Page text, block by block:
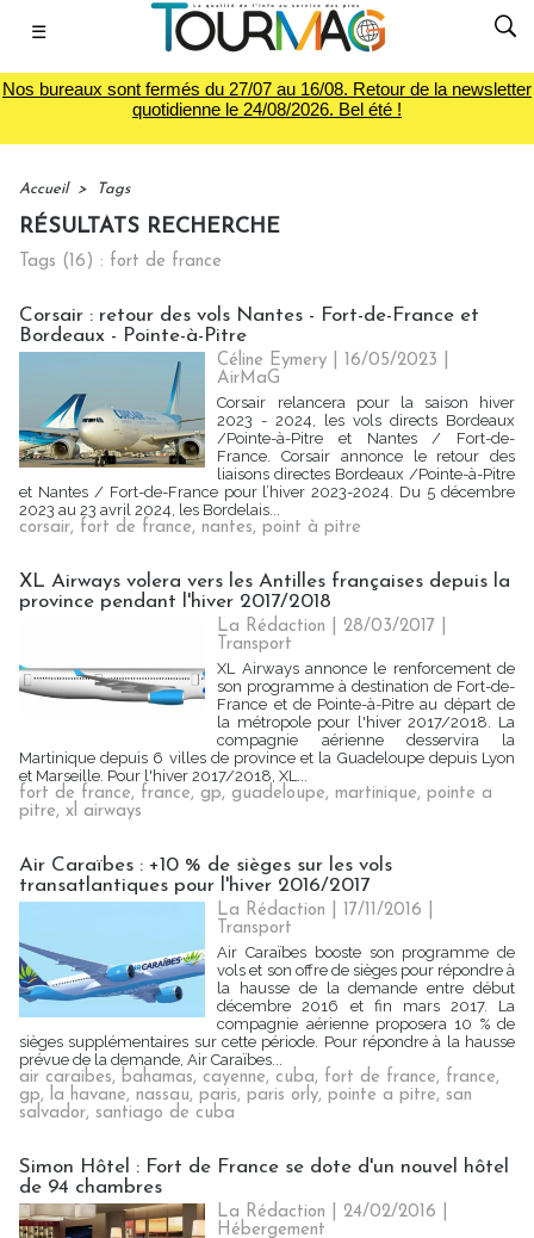
☰
Nos bureaux sont fermés du 27/07 au 16/08. Retour de la newsletter
quotidienne le 24/08/2026. Bel été !
Accueil > Tags
RÉSULTATS RECHERCHE
Tags (16) : fort de france
Corsair : retour des vols Nantes - Fort-de-France et
Bordeaux - Pointe-à-Pitre
Céline Eymery | 16/05/2023
AirMaG
Corsair relancera pour la saison hiver
2023 - 2024, les vols directs Bordeaux
/Pointe-à-Pitre et Nantes / Fort-de-
France. Corsair annonce le retour des
liaisons directes Bordeaux /Pointe-à-Pitre
et Nantes / Fort-de-France pour l’hiver 2023-2024. Du 5 décembre
2023 au 23 avril 2024, les Bordelais...
corsair, fort de france, nantes, point à pitre
XL Airways volera vers les Antilles françaises depuis la
province pendant l'hiver 2017/2018
La Rédaction | 28/03/2017
Transport
XL Airways annonce le renforcement de
son programme à destination de Fort-de-
France et de Pointe-à-Pitre au départ de
la métropole pour l'hiver 2017/2018. La
compagnie aérienne desservira la
Martinique depuis 6 villes de province et la Guadeloupe depuis Lyon
et Marseille. Pour l'hiver 2017/2018, XL...
fort de france, france, gp, guadeloupe, martinique, pointe a
pitre, xl airways
Air Caraïbes : +10 % de sièges sur les vols
transatlantiques pour l'hiver 2016/2017
La Rédaction | 17/11/2016
Transport
Air Caraïbes booste son programme de
vols et son offre de sièges pour répondre à
la hausse de la demande entre début
décembre 2016 et fin mars 2017. La
compagnie aérienne proposera 10 % de
sièges supplémentaires sur cette période. Pour répondre à la hausse
prévue de la demande, Air Caraïbes...
air caraibes, bahamas, cayenne, cuba, fort de france, france,
gp, la havane, nassau, paris, paris orly, pointe a pitre, san
salvador, santiago de cuba
Simon Hôtel : Fort de France se dote d'un nouvel hôtel
de 94 chambres
La Rédaction | 24/02/2016
Hébergement